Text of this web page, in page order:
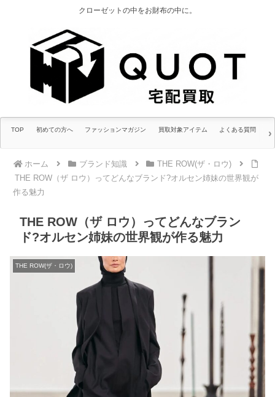
クローゼットの中をお財布の中に。
TOP 初めての方へ ファッションマガジン 買取対象アイテム よくある質問
ホーム ブランド知識
THE ROW(ザ・ロウ)
THE ROW（ザ ロウ）ってどんなブランド?オルセン姉妹の世界観が
作る魅力
THE ROW（ザ ロウ）ってどんなブラン
ド?オルセン姉妹の世界観が作る魅力
THE ROW(ザ・ロウ)